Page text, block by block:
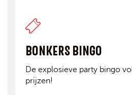
BONKERS BINGO
De explosieve party bingo
prijzen!